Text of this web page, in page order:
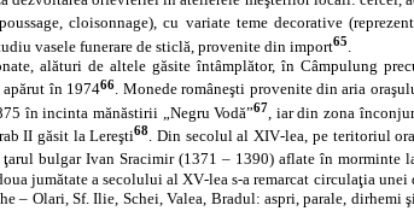
cloisonnage), cu variate teme decorative
vasele funerare de sticlă, provenite din import65.
alături de altele găsite întâmplător, în Câmpulung
în 197466. Monede româneşti provenite din aria
în incinta mănăstirii „Negru Vodă”67 , iar din zona
II găsit la Lereşti68. Din secolul al XIV‑lea, pe teritoriul
ţarul bulgar Ivan Sracimir (1371 – 1390) aflate în
jumătate a secolului al XV‑lea s‑a remarcat circulaţia
– Olari, Sf. Ilie, Schei, Valea, Bradul: aspri, parale,